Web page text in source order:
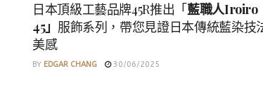
日本頂級工藝品牌45R推出「藍職人Iroiro
45」 服飾系列，帶您見證日本傳統藍染技
美感
BY EDGAR CHANG 30/06/2025